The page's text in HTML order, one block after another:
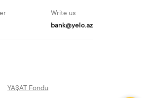
Write us
bank@yelo.az
YAŞAT Fondu